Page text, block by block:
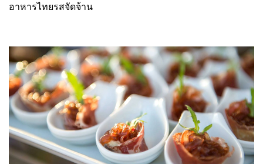
อาหารไทยรสจัดจ้าน